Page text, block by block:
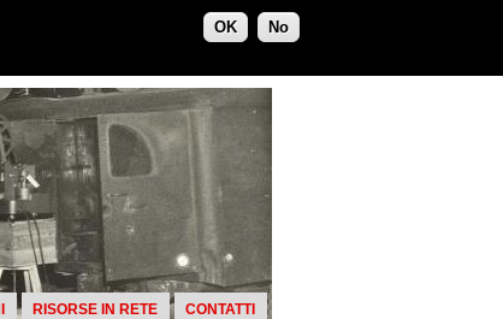
OK No
RISORSE IN RETE CONTATTI